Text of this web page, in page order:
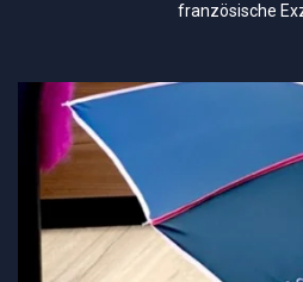
französische